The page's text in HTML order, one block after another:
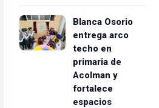
Blanca Osorio
entrega arco
techo en
primaria de
Acolman y
fortalece
espacios